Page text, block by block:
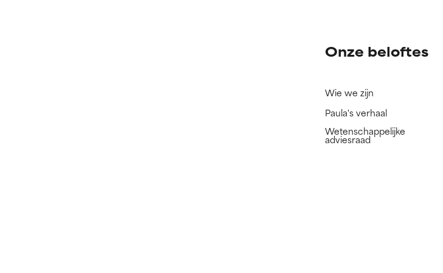
Onze beloftes
Wie we zijn
Paula's verhaal
Wetenschappelijke
adviesraad